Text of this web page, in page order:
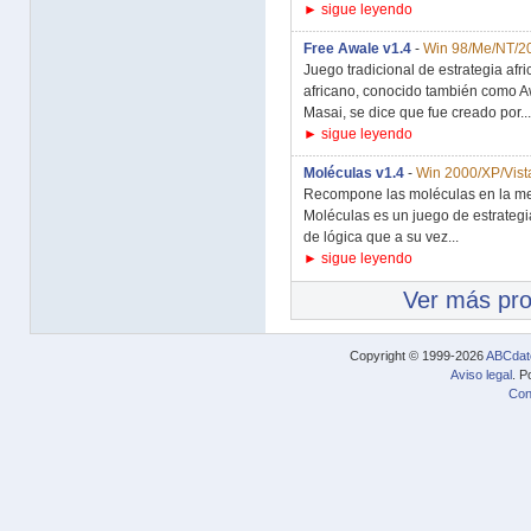
► sigue leyendo
Free Awale v1.4 - Win 98/Me/NT/
Juego tradicional de estrategia
africano, conocido también como
Masai, se dice que fue creado por...
► sigue leyendo
Moléculas v1.4 - Win 2000/XP/
Recompone las moléculas en la
Moléculas es un juego de
de lógica que a su vez...
► sigue leyendo
Ver más
Copyright © 1999-2026
Aviso legal .